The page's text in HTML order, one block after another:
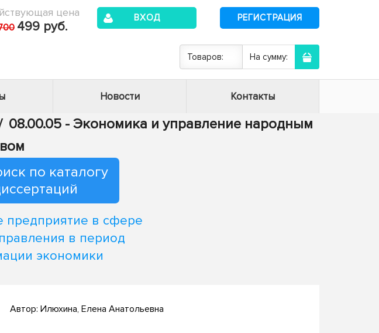
цена
499 руб.
ВХОД РЕГИСТРАЦИЯ
Товаров: На сумму:
Новости Контакты
08.00.05 - Экономика и управление народным
по каталогу
предприятие в сфере
в период
экономики
Автор: Илюхина, Елена Анатольевна